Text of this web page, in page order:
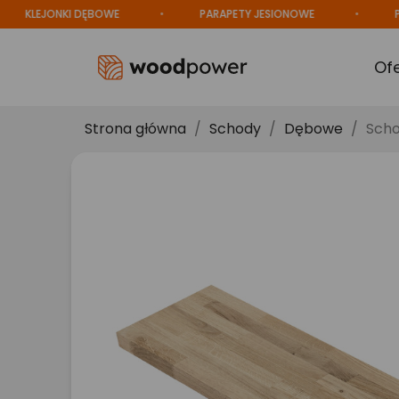
DĘBOWE PARAPETY JESIONOWE
Strona główna Schody Dębowe